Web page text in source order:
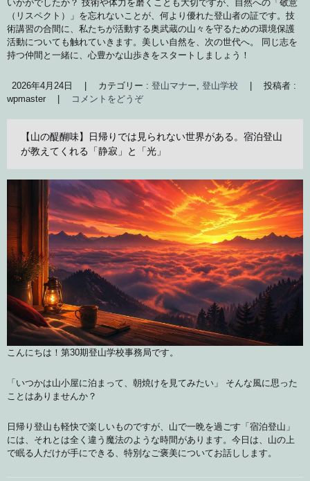
いかがでしたか？ 技術や体力を磨くことも大切ですが、自然への「敬意
（リスペクト）」を忘れないことが、何より優れた登山者の証です。技
術講習の合間に、私たちが活動する奥武蔵の山々を守るための環境保護
活動についても触れていきます。美しい自然を、次の世代へ。 同じ志を
持つ仲間と一緒に、心豊かな山歩きをスタートしましょう！
2026年4月24日 | カテゴリー : 登山マナー 登山学校 |
投稿者 :
wpmaster
| コメントをどうぞ
【山の醍醐味】日帰りでは見られない世界がある。宿泊登山
が教えてくれる「静寂」と「光」
こんにちは！第30期登山学校事務局です。
「いつかは山小屋に泊まって、朝焼けを見てみたい」 そんな風に思った
ことはありませんか？
日帰り登山も軽快で楽しいものですが、山で一晩を過ごす「宿泊登山」
には、それとは全く違う魔法のような時間があります。今日は、山の上
で眠る人だけが手にできる、特別なご褒美についてお話しします。